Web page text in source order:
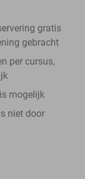
gratis
gebracht
per cursus,
mogelijk
niet door